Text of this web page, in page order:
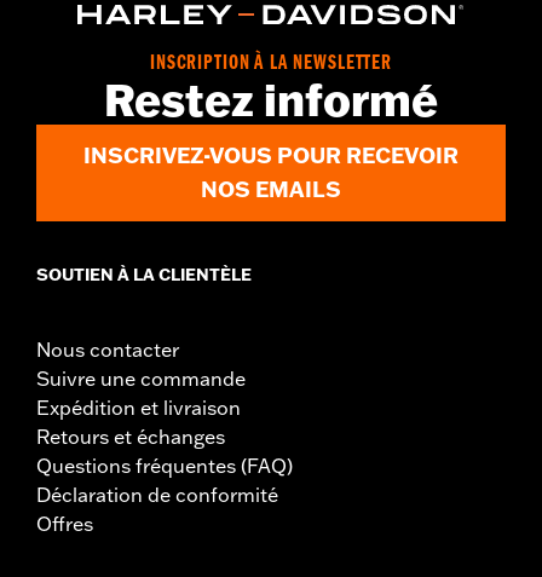
INSCRIPTION À LA NEWSLETTER
Restez informé
INSCRIVEZ-VOUS POUR RECEVOIR
NOS EMAILS
SOUTIEN À LA CLIENTÈLE
Nous contacter
Suivre une commande
Expédition et livraison
Retours et échanges
Questions fréquentes (FAQ)
Déclaration de conformité
Offres